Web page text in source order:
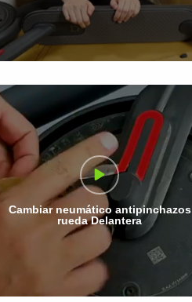
Cambiar neumático antipinchazos
rueda Delantera